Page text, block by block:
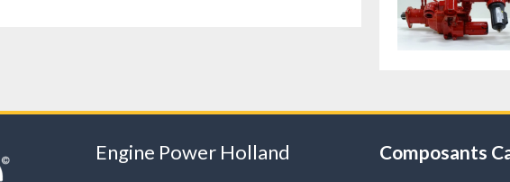
Engine Power Holland Composants